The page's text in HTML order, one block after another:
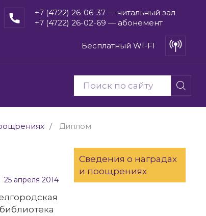
+7 (4722) 26-06-37 — читальный зал
+7 (4722) 26-02-69 — абонемент
Бесплатный WI-FI
Диплом
25 апреля 2014
Сведения о наградах
и поощрениях